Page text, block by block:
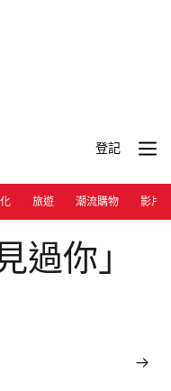
登記
旅遊 潮流購物 影片
過你」